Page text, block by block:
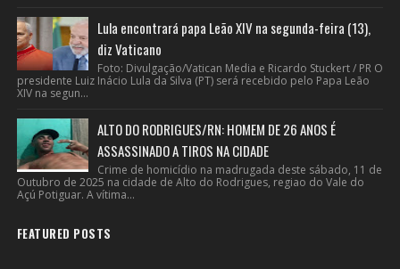
Lula encontrará papa Leão XIV na segunda-feira (13),
diz Vaticano
Foto: Divulgação/Vatican Media e Ricardo Stuckert / PR O
presidente Luiz Inácio Lula da Silva (PT) será recebido pelo Papa Leão
XIV na segun...
ALTO DO RODRIGUES/RN: HOMEM DE 26 ANOS É
ASSASSINADO A TIROS NA CIDADE
Crime de homicídio na madrugada deste sábado, 11 de
Outubro de 2025 na cidade de Alto do Rodrigues, regiao do Vale do
Açú Potiguar. A vítima...
FEATURED POSTS